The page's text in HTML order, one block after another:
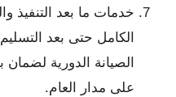
خدمات ما بعد التنفيذ
الكامل حتى بعد
الصيانة الدورية
على مدار العام.